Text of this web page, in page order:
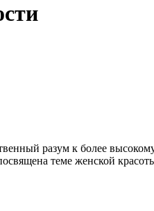
разум к более
теме женской